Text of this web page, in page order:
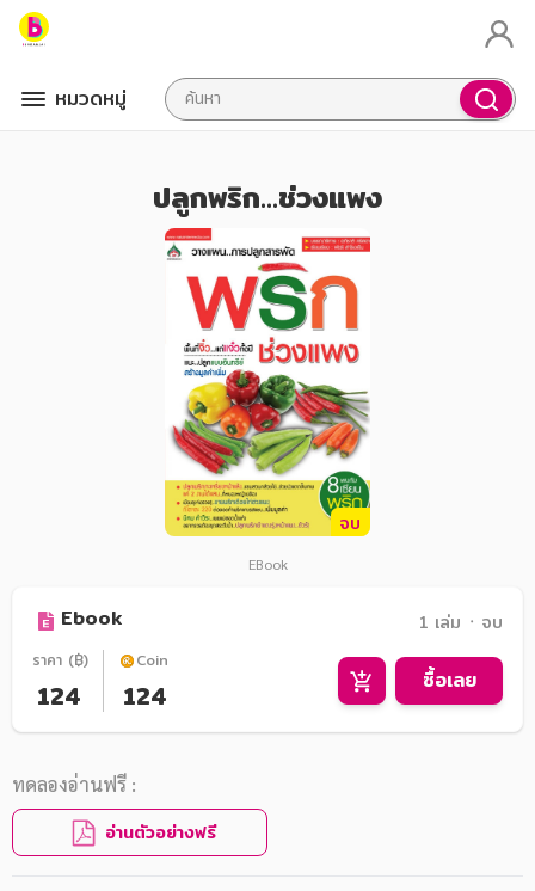
หมวดหมู่
ปลูกพริก...ช่วงแพง
จบ
EBook
Ebook 1 เล่ม ᛫ จบ
ราคา (฿)
124
Coin
124 ซื้อเลย
ทดลองอ่านฟรี :
อ่านตัวอย่างฟรี